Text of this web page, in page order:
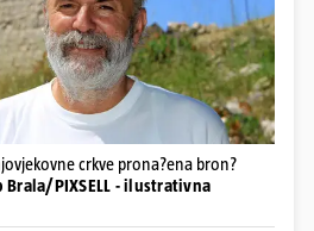
crkve prona?ena bron?
Brala/PIXSELL - ilustrativna